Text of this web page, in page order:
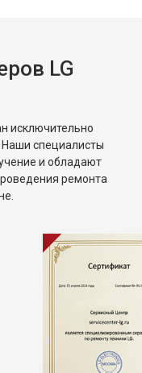
LG
исключительно
специалисты
и обладают
ремонта